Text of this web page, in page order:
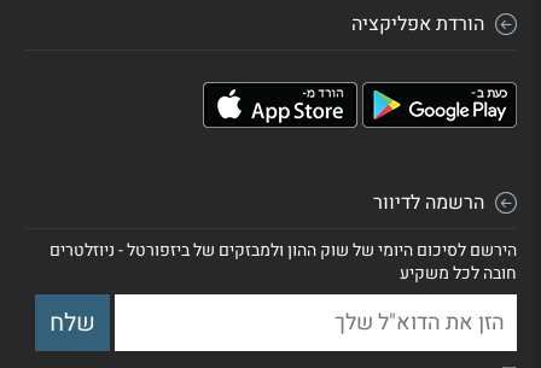
הורדת אפליקציה
הרשמה לדיוור
הירשם לסיכום היומי של שוק ההון ולמבזקים של ביזפורטל - ניוזלטרים
חובה לכל משקיע